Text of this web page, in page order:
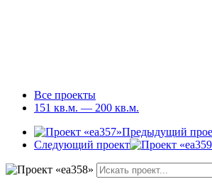
Все проекты
151 кв.м. — 200 кв.м.
Предыдущий
Следующий проект